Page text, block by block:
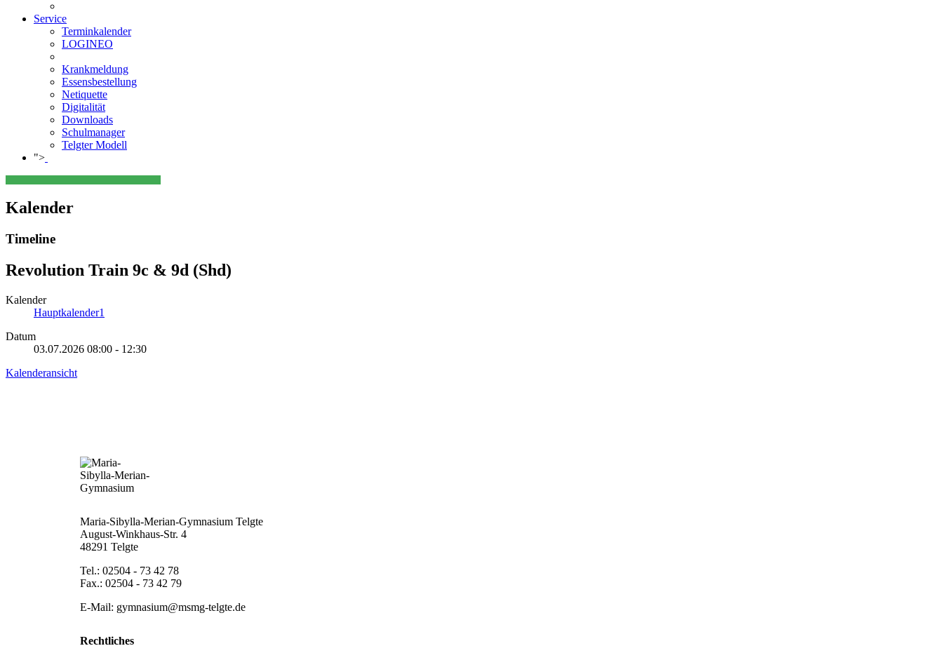
Service
Terminkalender
LOGINEO
Krankmeldung
Essensbestellung
Netiquette
Digitalität
Downloads
Schulmanager
Telgter Modell
">
Kalender
Timeline
Revolution Train 9c & 9d (Shd)
Kalender
Hauptkalender1
Datum
03.07.2026 08:00 - 12:30
Kalenderansicht
Maria-Sibylla-Merian-Gymnasium Telgte
August-Winkhaus-Str. 4
48291 Telgte
Tel.: 02504 - 73 42 78
Fax.: 02504 - 73 42 79
E-Mail: gymnasium@msmg-telgte.de
Rechtliches